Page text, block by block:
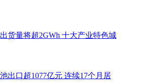
货量将超2GWh 十大产业特色城
出口超1077亿元 连续17个月居